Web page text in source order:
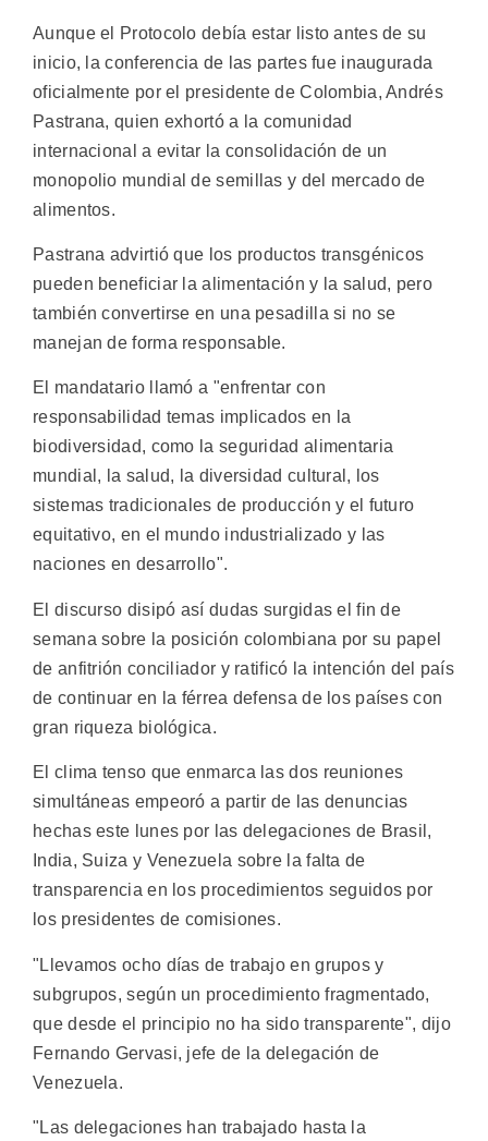
Aunque el Protocolo debía estar listo antes de su
inicio, la conferencia de las partes fue inaugurada
oficialmente por el presidente de Colombia, Andrés
Pastrana, quien exhortó a la comunidad
internacional a evitar la consolidación de un
monopolio mundial de semillas y del mercado de
alimentos.
Pastrana advirtió que los productos transgénicos
pueden beneficiar la alimentación y la salud, pero
también convertirse en una pesadilla si no se
manejan de forma responsable.
El mandatario llamó a "enfrentar con
responsabilidad temas implicados en la
biodiversidad, como la seguridad alimentaria
mundial, la salud, la diversidad cultural, los
sistemas tradicionales de producción y el futuro
equitativo, en el mundo industrializado y las
naciones en desarrollo".
El discurso disipó así dudas surgidas el fin de
semana sobre la posición colombiana por su papel
de anfitrión conciliador y ratificó la intención del país
de continuar en la férrea defensa de los países con
gran riqueza biológica.
El clima tenso que enmarca las dos reuniones
simultáneas empeoró a partir de las denuncias
hechas este lunes por las delegaciones de Brasil,
India, Suiza y Venezuela sobre la falta de
transparencia en los procedimientos seguidos por
los presidentes de comisiones.
"Llevamos ocho días de trabajo en grupos y
subgrupos, según un procedimiento fragmentado,
que desde el principio no ha sido transparente", dijo
Fernando Gervasi, jefe de la delegación de
Venezuela.
"Las delegaciones han trabajado hasta la